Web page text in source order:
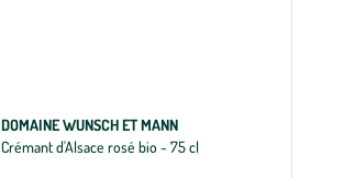
DOMAINE WUNSCH ET MANN
Crémant d'Alsace rosé bio - 75 cl